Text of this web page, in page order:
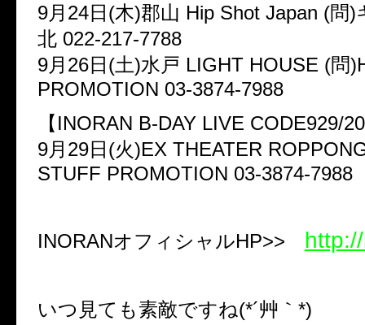
9月24日(木)郡山 Hip Shot Japan (問
北 022-217-7788
9月26日(土)水戸 LIGHT HOUSE (問
PROMOTION 03-3874-7988
【INORAN B-DAY LIVE CODE929/
9月29日(火)EX THEATER
STUFF PROMOTION 03-3874-7988
INORANオフィシャルHP>>
いつ見ても素敵ですね(*´艸｀*)